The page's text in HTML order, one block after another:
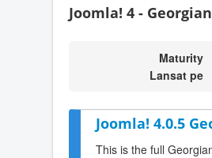
Joomla! 4 -
Maturity
Lansat pe
Joomla! 4.0.5
This is the full